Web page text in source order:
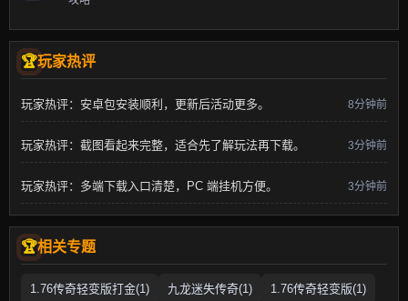
玩家热评
玩家热评：安卓包安装顺利，更新后活动更多。 8分钟前
玩家热评：截图看起来完整，适合先了解玩法再下载。 3分钟前
玩家热评：多端下载入口清楚，PC 端挂机方便。 3分钟前
相关专题
1.76传奇轻变版打金(1) 九龙迷失传奇(1) 1.76传奇轻变版(1)